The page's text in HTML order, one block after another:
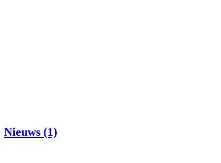
Nieuws (1)